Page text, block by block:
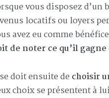
vous disposez
locatifs ou loyers
avez eu comme
de noter ce qu’il
doit ensuite de choisir
choix se présentent à